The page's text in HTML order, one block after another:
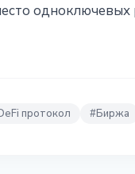
одноключевых
протокол #Биржа